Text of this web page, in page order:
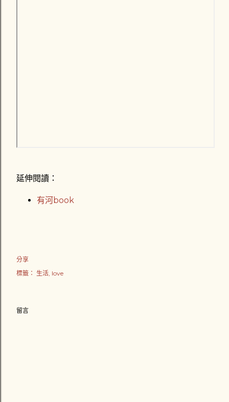
延伸閱讀：
有河book
分享
標籤： 生活 love
留言